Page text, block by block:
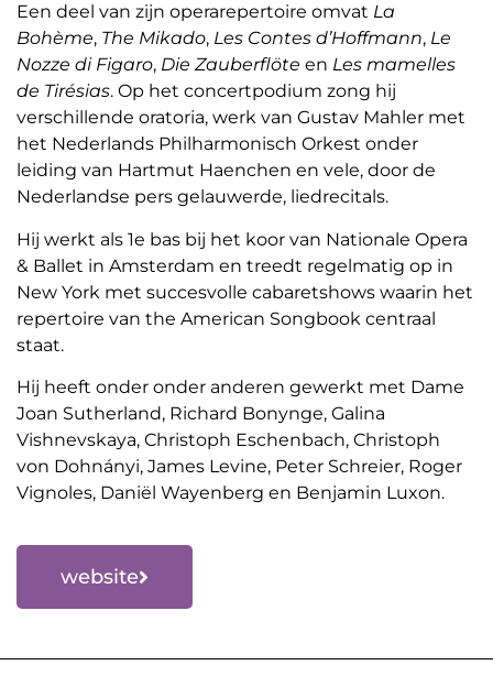
Een deel van zijn operarepertoire omvat La
Bohème, The Mikado, Les Contes d’Hoffmann, Le
Nozze di Figaro, Die Zauberflöte en Les mamelles
de Tirésias. Op het concertpodium zong hij
verschillende oratoria, werk van Gustav Mahler met
het Nederlands Philharmonisch Orkest onder
leiding van Hartmut Haenchen en vele, door de
Nederlandse pers gelauwerde, liedrecitals.
Hij werkt als 1e bas bij het koor van Nationale Opera
& Ballet in Amsterdam en treedt regelmatig op in
New York met succesvolle cabaretshows waarin het
repertoire van the American Songbook centraal
staat.
Hij heeft onder onder anderen gewerkt met Dame
Joan Sutherland, Richard Bonynge, Galina
Vishnevskaya, Christoph Eschenbach, Christoph
von Dohnányi, James Levine, Peter Schreier, Roger
Vignoles, Daniël Wayenberg en Benjamin Luxon.
website